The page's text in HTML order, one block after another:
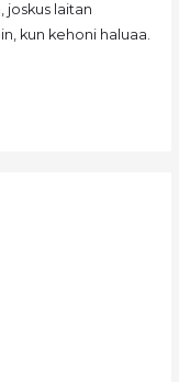
joskus laitan
kun kehoni haluaa.